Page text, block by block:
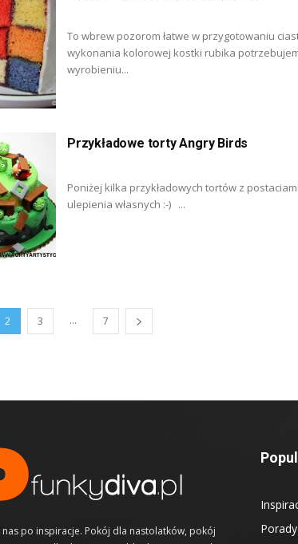
To wbrew pozorom łatwe w przygotowaniu
wykonania kolorowej kostki rubika
wyrobieniu...
Przykładowe torty Angry Birds
Poniżej kilka przykładowych tortów z
ulepienia własnych :-) ...
2 3 ... 7
po inspiracje. Pokój dla nastolatków, pokój
Porady